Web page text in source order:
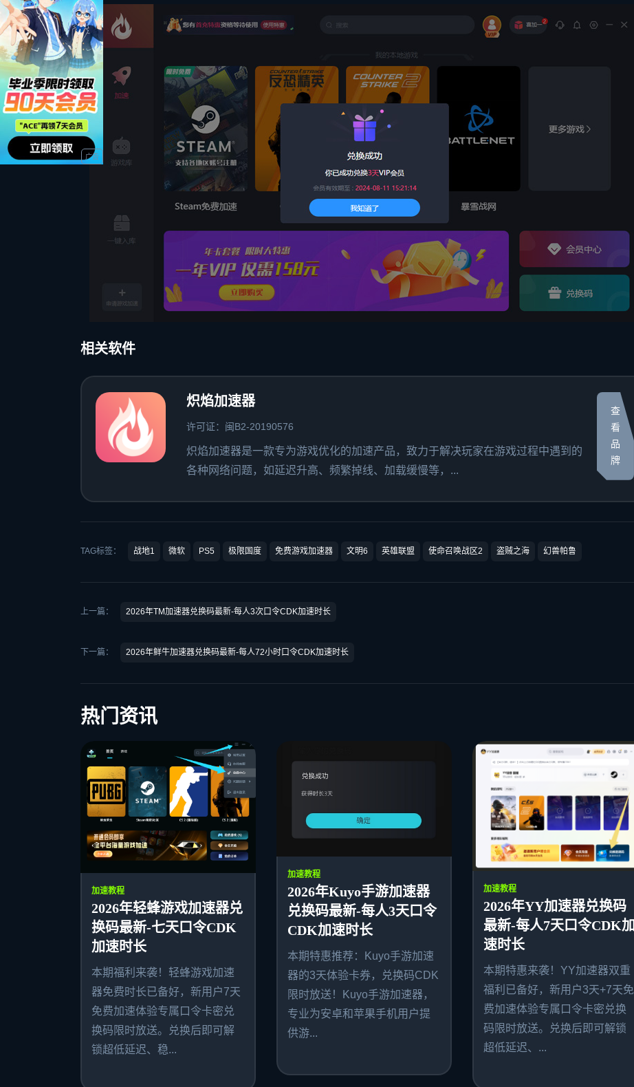
相关软件
炽焰加速器
许可证：闽B2-20190576
炽焰加速器是一款专为游戏优化的加速产品，致力于解决玩家在游戏过程中遇到的
各种网络问题，如延迟升高、频繁掉线、加载缓慢等，...
查
看
品
牌
TAG标签： 战地1 微软 PS5 极限国度 免费游戏加速器 文明6 英雄联盟 使命召唤战区2 盗贼之海 幻兽帕鲁
上一篇： 2026年TM加速器兑换码最新-每人3次口令CDK加速时长
下一篇： 2026年鲜牛加速器兑换码最新-每人72小时口令CDK加速时长
热门资讯
加速教程
2026年轻蜂游戏加速器兑
换码最新-七天口令CDK
加速时长
本期福利来袭！轻蜂游戏加速
器免费时长已备好，新用户7天
免费加速体验专属口令卡密兑
换码限时放送。兑换后即可解
锁超低延迟、稳...
加速教程
2026年Kuyo手游加速器
兑换码最新-每人3天口令
CDK加速时长
本期特惠推荐：Kuyo手游加速
器的3天体验卡券，兑换码CDK
限时放送！Kuyo手游加速器，
专业为安卓和苹果手机用户提
供游...
加速教程
2026年YY加速器兑换码
最新-每人7天口令CDK加
速时长
本期特惠来袭！YY加速器双重
福利已备好，新用户3天+7天免
费加速体验专属口令卡密兑换
码限时放送。兑换后即可解锁
超低延迟、...